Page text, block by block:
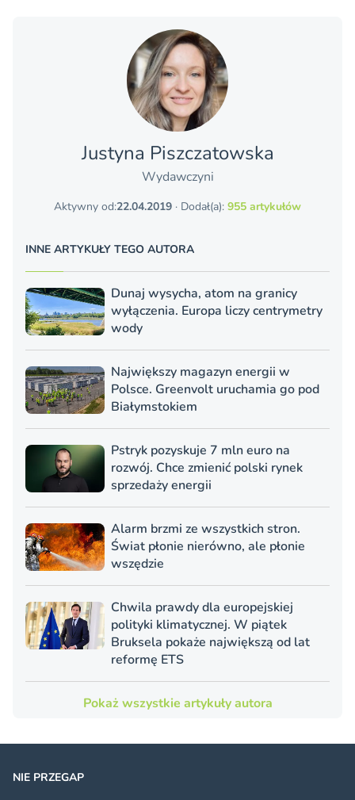
Justyna Piszczatowska
Wydawczyni
Aktywny od:22.04.2019 · Dodał(a): 955 artykułów
INNE ARTYKUŁY TEGO AUTORA
Dunaj wysycha, atom na granicy
wyłączenia. Europa liczy centrymetry
wody
Największy magazyn energii w
Polsce. Greenvolt uruchamia go pod
Białymstokiem
Pstryk pozyskuje 7 mln euro na
rozwój. Chce zmienić polski rynek
sprzedaży energii
Alarm brzmi ze wszystkich stron.
Świat płonie nierówno, ale płonie
wszędzie
Chwila prawdy dla europejskiej
polityki klimatycznej. W piątek
Bruksela pokaże największą od lat
reformę ETS
Pokaż wszystkie artykuły autora
NIE PRZEGAP